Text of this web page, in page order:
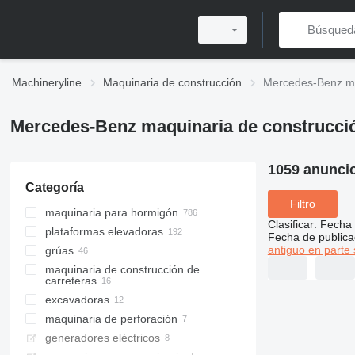
Machineryline Maquinaria de construcción Mercedes-Benz
Mercedes-Benz maquinaria de
Categoría
maquinaria para hormigón
bombas de hormigón
camiones hormigoneras
tambores mezcladores
plantas de hormigón
plantas de hormigón móviles
plataformas elevadoras
plataformas sobre camión
camiones elevadores de escalera
grúas
grúas móviles
grúas todo terreno
grúas autocargantes
maquinaria de construcción de
carreteras
distribuidores de asfalto
recicladoras
excavadoras
excavadoras de succión
excavadoras de ruedas
maquinaria de perforación
máquinas perforadoras
generadores eléctricos
1059
Filtro
Clasificar: Fecha
Fecha de
antiguo en parte